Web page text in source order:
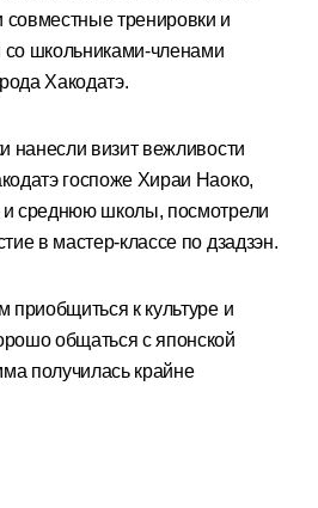
тренировки и
школьниками-членами
Хакодатэ.
нанесли визит вежливости
госпоже Хираи Наоко,
и среднюю школы, посмотрели
в мастер-классе по дзадзэн.
приобщиться к культуре и
общаться с японской
получилась крайне